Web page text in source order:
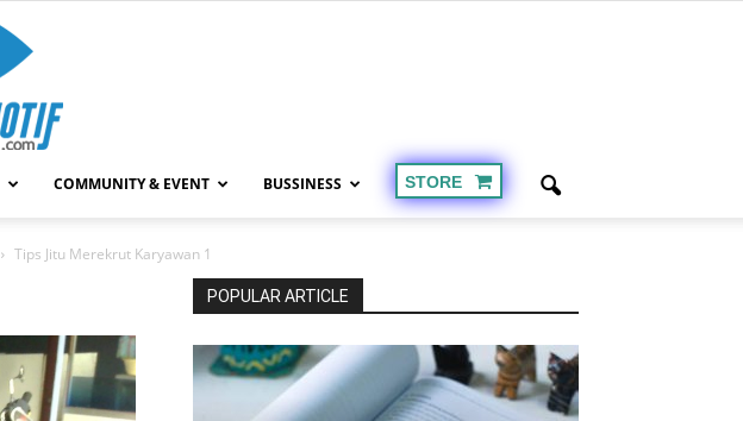
COMMUNITY & EVENT BUSSINESS STORE
Tips Jitu Merekrut Karyawan 1
POPULAR ARTICLE